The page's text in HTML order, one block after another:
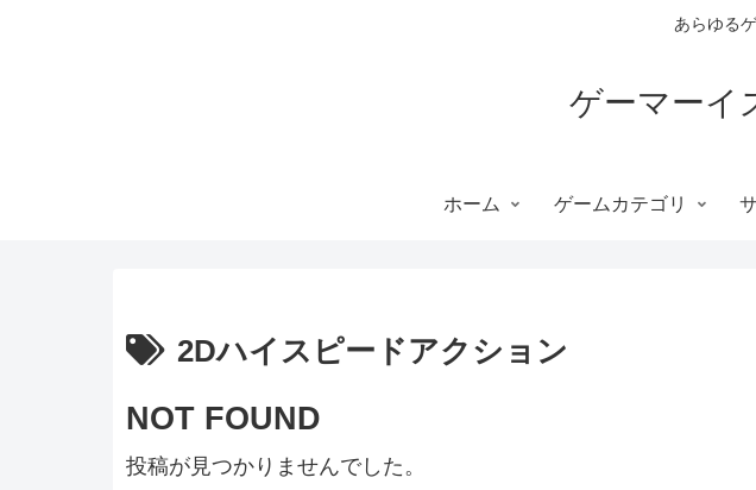
あらゆる
ゲーマーイ
ホーム ゲームカテゴリ
2Dハイスピードアクション
NOT FOUND
投稿が見つかりませんでした。